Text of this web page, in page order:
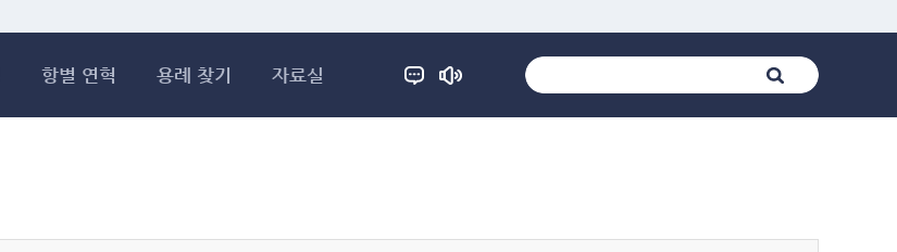
항별 연혁 용례 찾기 자료실